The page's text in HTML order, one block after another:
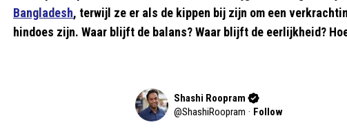
Bangladesh, terwijl ze er als de kippen bij zijn om een
hindoes zijn. Waar blijft de balans? Waar blijft de eerlijkheid?
Shashi Roopram
@ShashiRoopram · Follow